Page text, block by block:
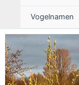
Vogelnamen